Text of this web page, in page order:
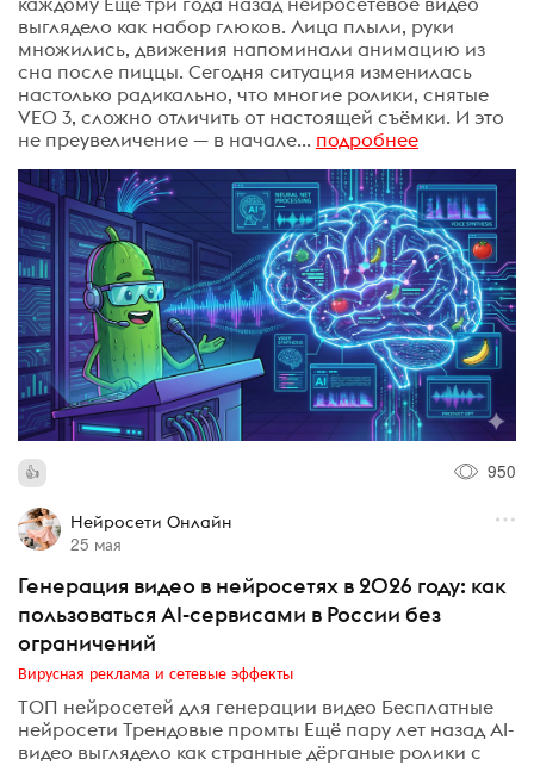
выглядело как набор глюков. Лица плыли, руки
множились, движения напоминали анимацию из
сна после пиццы. Сегодня ситуация изменилась
настолько радикально, что многие ролики, снятые
VEO 3, сложно отличить от настоящей съёмки. И это
не преувеличение — в начале... подробнее
950
Нейросети Онлайн
25 мая
Генерация видео в нейросетях в 2026 году: как
пользоваться AI-сервисами в России без
ограничений
Вирусная реклама и сетевые эффекты
ТОП нейросетей для генерации видео Бесплатные
нейросети Трендовые промты Ещё пару лет назад AI-
видео выглядело как странные дёрганые ролики с